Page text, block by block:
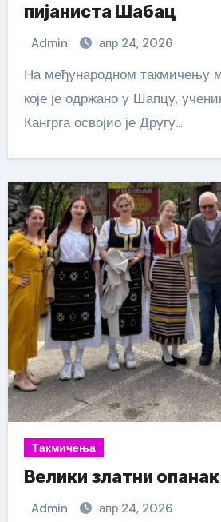
пијаниста Шабац
Admin апр 24, 2026
На међународном такмичењу младих пијаниста
које је одржано у Шапцу,
Кангрга освојио је Другу…
Такмичења
Велики златни опанак
Admin апр 24, 2026